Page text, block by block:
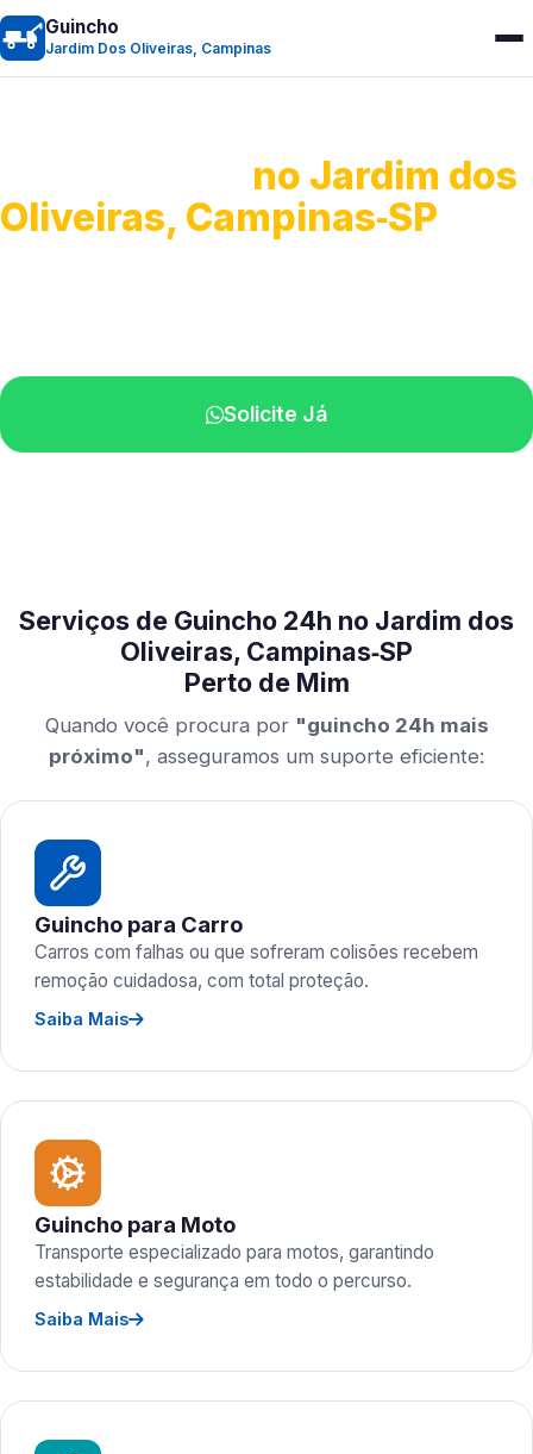
Guincho
Jardim Dos Oliveiras, Campinas
no Jardim dos
Oliveiras, Campinas‑SP
Solicite Já
Serviços de Guincho 24h no Jardim dos
Oliveiras, Campinas‑SP
Perto de Mim
Quando você procura por "guincho 24h mais
próximo", asseguramos um suporte eficiente:
Guincho para Carro
Carros com falhas ou que sofreram colisões recebem
remoção cuidadosa, com total proteção.
Saiba Mais
Guincho para Moto
Transporte especializado para motos, garantindo
estabilidade e segurança em todo o percurso.
Saiba Mais